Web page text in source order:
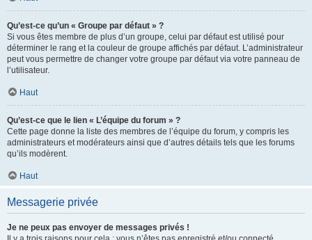
Qu’est-ce qu’un « Groupe par défaut » ?
Si vous êtes membre de plus d’un groupe, celui par défaut est utilisé pour
déterminer le rang et la couleur de groupe affichés par défaut. L’administrateur
peut vous permettre de changer votre groupe par défaut via votre panneau de
l’utilisateur.
Haut
Qu’est-ce que le lien « L’équipe du forum » ?
Cette page donne la liste des membres de l’équipe du forum, y compris les
administrateurs et modérateurs ainsi que d’autres détails tels que les forums
qu’ils modèrent.
Haut
Messagerie privée
Je ne peux pas envoyer de messages privés !